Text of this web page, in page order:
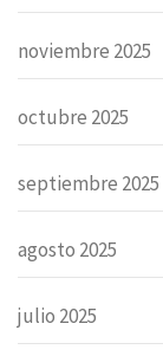
noviembre 2025
octubre 2025
septiembre 2025
agosto 2025
julio 2025